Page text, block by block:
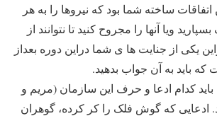
ساخته شما بود که نیروها را به هر
ویا آنها را مجروح کنید تا نتوانند از
یکی از جنایت ها ی شما دراین دوره بعداز
باید به آن جواب بدهید.
کدام ادعا و حرف این سازمان (مریم و
ادعایی که گوش فلک را کر کرده، گوهران